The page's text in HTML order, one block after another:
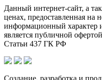
Данный интернет-сайт, а
ценах, предоставленная на
информационный характер
является публичной
Статьи 437 ГК РФ